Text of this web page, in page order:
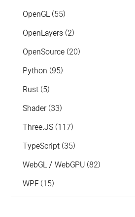
OpenGL (55)
OpenLayers (2)
OpenSource (20)
Python (95)
Rust (5)
Shader(33)
Three.JS (117)
TypeScript (35)
WebGL / WebGPU (82)
WPF (15)